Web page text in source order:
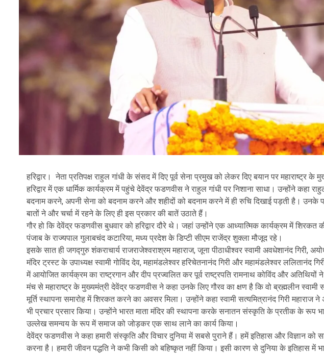
हरिद्वार। नेता प्रतिपक्ष राहुल गांधी के संसद में दिए पूर्व सेना प्रमुख को लेकर दिए बयान पर महाराष्ट्र
हरिद्वार में एक धार्मिक कार्यक्रम में पहुंचे देवेंद्र फडणवीस ने राहुल गांधी पर निशाना साधा। उन्होंने कहा
बदनाम करने, अपनी सेना को बदनाम करने और शहीदों को बदनाम करने में ही रुचि दिखाई पड़ती है। उनके
बातों ने और चर्चा में रहने के लिए ही इस प्रकार की बातें उठाते हैं।
गौर हो कि देवेंद्र फडणवीस बुधवार को हरिद्वार दौरे थे। जहां उन्होंने एक आध्यात्मिक कार्यक्रम में शिरकत
पंजाब के राज्यपाल गुलाबचंद कटारिया, मध्य प्रदेश के डिप्टी सीएम राजेंद्र शुक्ला मौजूद रहे।
इसके सात ही जगद्गुरु शंकराचार्य राजराजेश्वराश्रम महाराज, जूना पीठाधीश्वर स्वामी अवधेशानंद गिरी,
मंदिर ट्रस्ट के उपाध्यक्ष स्वामी गोविंद देव, महामंडलेश्वर हरिचेतनानंद गिरी और महामंडलेश्वर ललितानंद
में आयोजित कार्यक्रम का राष्ट्रगान और दीप प्रज्वलित कर पूर्व राष्ट्रपति रामनाथ कोविंद और अतिथियों
मंच से महाराष्ट्र के मुख्यमंत्री देवेंद्र फडणवीस ने कहा उनके लिए गौरव का क्षण है कि वो ब्रह्मलीन स्वामी
मूर्ति स्थापना समारोह में शिरकत करने का अवसर मिला। उन्होंने कहा स्वामी सत्यमित्रानंद गिरी
भी प्रचार प्रसार किया। उन्होंने भारत माता मंदिर की स्थापना करके सनातन संस्कृति के प्रतीक के रूप
उल्लेख समन्वय के रूप में समाज को जोड़कर एक साथ लाने का कार्य किया।
देवेंद्र फडणवीस ने कहा हमारी संस्कृति और विचार दुनिया में सबसे पुराने हैं। हमें इतिहास और विज्ञान को
करना है। हमारी जीवन पद्धति ने कभी किसी को बहिष्कृत नहीं किया। इसी कारण से दुनिया के इतिहास में